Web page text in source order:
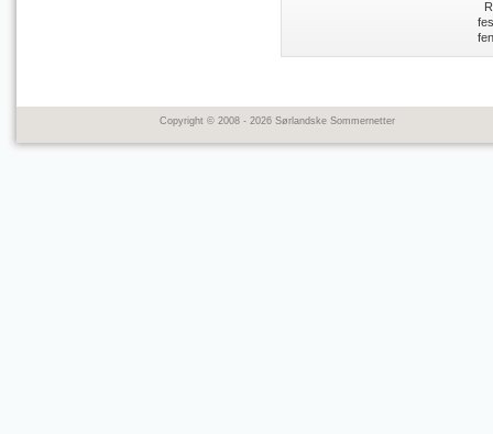
Copyright © 2008 - 2026 Sørlandske Sommernetter